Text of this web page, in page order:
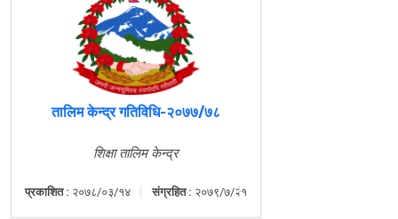
तालिम केन्द्र गतिविधि-२०७७/७८
शिक्षा तालिम केन्द्र
प्रकाशित : २०७८/०३/१४ संग्रहित : २०७९/७/२१